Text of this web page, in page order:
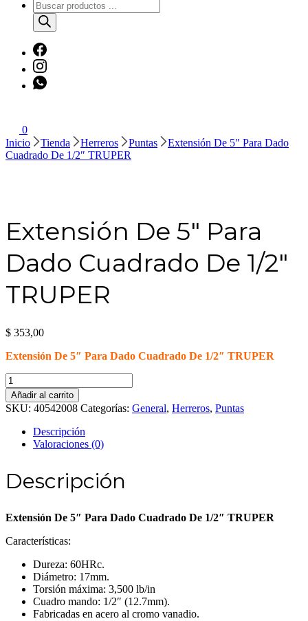
Búsqueda
de
productos
0
Inicio
Tienda Herreros Puntas
Extensión De 5″ Para Dado
Cuadrado De 1/2″ TRUPER
Extensión De 5″ Para
Dado Cuadrado De 1/2″
TRUPER
$ 353,00
Extensión De 5″ Para Dado Cuadrado De 1/2″ TRUPER
Extensión
De
5"
Para
Dado
Cuadrado
TRUPER
cantidad
Añadir al carrito
SKU: 40542008 Categorías: General, Herreros, Puntas
Descripción
Valoraciones (0)
Descripción
Extensión De 5″ Para Dado Cuadrado De 1/2″ TRUPER
Características:
Dureza: 60HRc.
Diámetro: 17mm.
Torsión máxima: 3,500 lb/in
Cuadro mando: 1/2″ (12.7mm).
Fabricadas en acero al cromo vanadio.